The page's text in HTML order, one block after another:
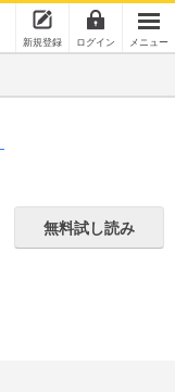
新規登録 ログイン メニュー
無料試し読み